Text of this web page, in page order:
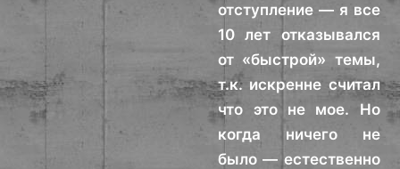
отступление — я все
10 лет отказывался
от «быстрой» темы,
т.к. искренне считал
что это не мое. Но
когда ничего не
было — естественно